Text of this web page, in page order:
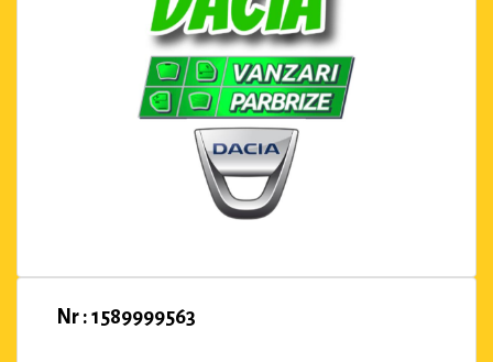
Nr : 1589999563